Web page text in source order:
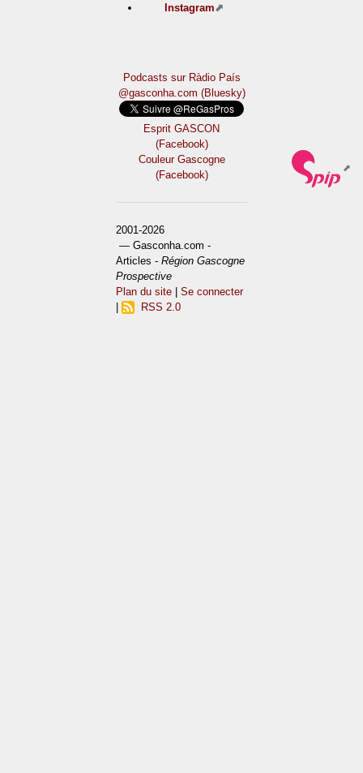
Instagram
Podcasts sur Ràdio País
@gasconha.com (Bluesky)
Esprit GASCON
(Facebook)
Couleur Gascogne
(Facebook)
2001-2026
— Gasconha.com -
Articles -Région Gascogne
Prospective
Plan du site |Se connecter
RSS 2.0